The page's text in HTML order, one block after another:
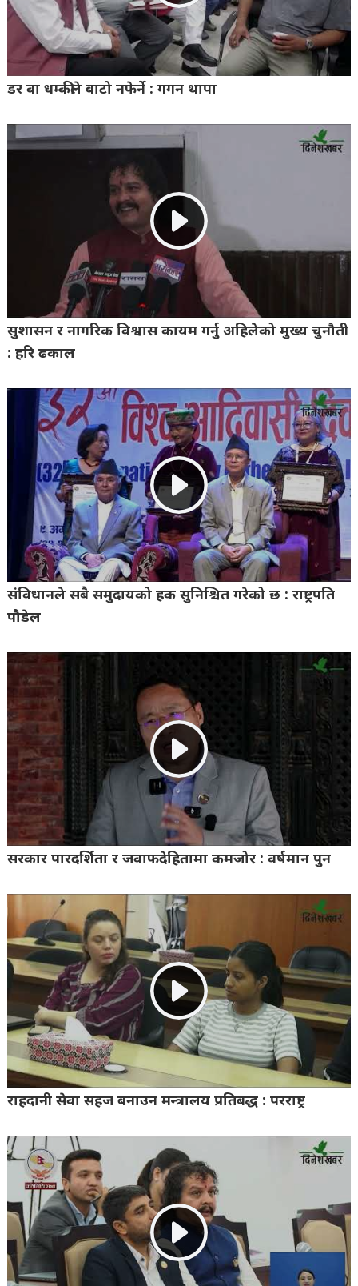
डर वा धम्कीले बाटो नफेर्ने : गगन थापा
सुशासन र नागरिक विश्वास कायम गर्नु अहिलेको मुख्य चुनौती
: हरि ढकाल
संविधानले सबै समुदायको हक सुनिश्चित गरेको छ : राष्ट्रपति
पौडेल
सरकार पारदर्शिता र जवाफदेहितामा कमजोर : वर्षमान पुन
राहदानी सेवा सहज बनाउन मन्त्रालय प्रतिबद्ध : परराष्ट्र